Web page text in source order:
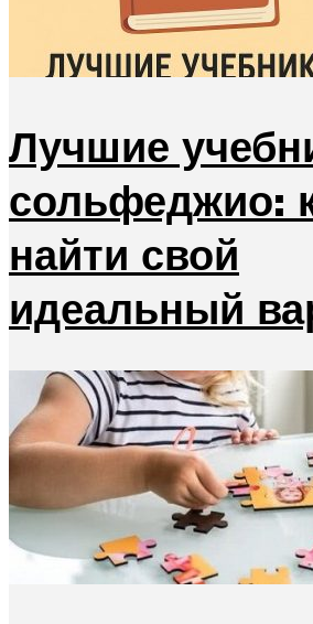
Лучшие
сольфеджио:
найти свой
идеальный